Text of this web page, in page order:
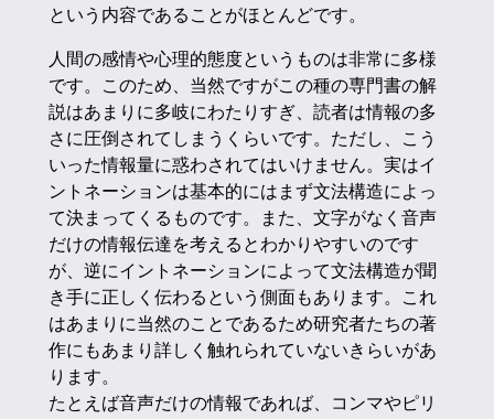
という内容であることがほとんどです。
人間の感情や心理的態度というものは非常に多様
です。このため、当然ですがこの種の専門書の解
説はあまりに多岐にわたりすぎ、読者は情報の多
さに圧倒されてしまうくらいです。ただし、こう
いった情報量に惑わされてはいけません。実はイ
ントネーションは基本的にはまず文法構造によっ
て決まってくるものです。また、文字がなく音声
だけの情報伝達を考えるとわかりやすいのです
が、逆にイントネーションによって文法構造が聞
き手に正しく伝わるという側面もあります。これ
はあまりに当然のことであるため研究者たちの著
作にもあまり詳しく触れられていないきらいがあ
ります。
たとえば音声だけの情報であれば、コンマやピリ